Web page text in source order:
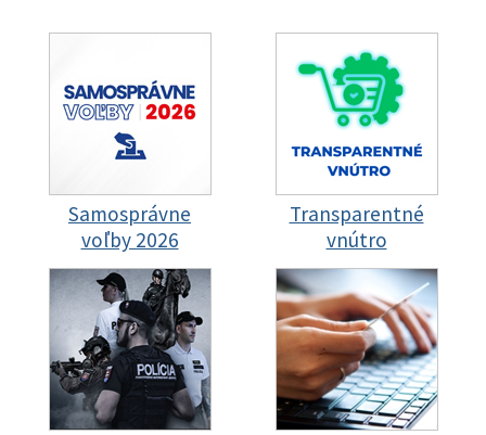
Samosprávne
voľby 2026
Transparentné
vnútro